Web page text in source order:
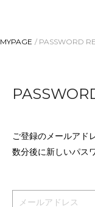
MYPAGE / PASSWORD
ご登録のメールアド
数分後に新しいパス